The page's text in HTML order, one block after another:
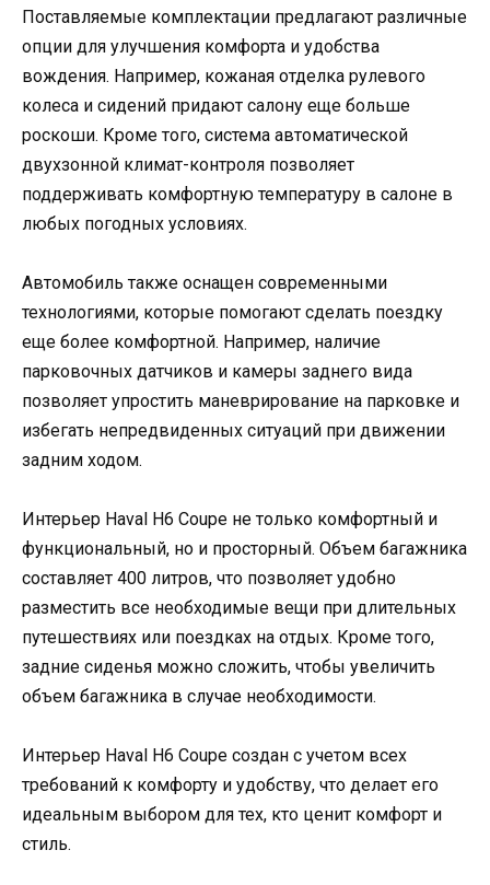
Поставляемые комплектации предлагают различные
опции для улучшения комфорта и удобства
вождения. Например, кожаная отделка рулевого
колеса и сидений придают салону еще больше
роскоши. Кроме того, система автоматической
двухзонной климат-контроля позволяет
поддерживать комфортную температуру в салоне в
любых погодных условиях.
Автомобиль также оснащен современными
технологиями, которые помогают сделать поездку
еще более комфортной. Например, наличие
парковочных датчиков и камеры заднего вида
позволяет упростить маневрирование на парковке и
избегать непредвиденных ситуаций при движении
задним ходом.
Интерьер Haval H6 Coupe не только комфортный и
функциональный, но и просторный. Объем багажника
составляет 400 литров, что позволяет удобно
разместить все необходимые вещи при длительных
путешествиях или поездках на отдых. Кроме того,
задние сиденья можно сложить, чтобы увеличить
объем багажника в случае необходимости.
Интерьер Haval H6 Coupe создан с учетом всех
требований к комфорту и удобству, что делает его
идеальным выбором для тех, кто ценит комфорт и
стиль.